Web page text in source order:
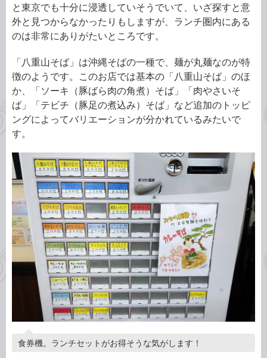
と東京でも十分に浸透していそうでいて、いざ探すと意
外と見つからなかったりもしますが、ランチ圏内にある
のは非常にありがたいところです。
「八重山そば」は沖縄そばの一種で、麺が丸麺なのが特
徴のようです。このお店では基本の「八重山そば」のほ
か、「ソーキ（豚ばら肉の角煮）そば」「肉やさいそ
ば」「テビチ（豚足の煮込み）そば」など追加のトッピ
ングによってバリエーションが分かれているみたいで
す。
食券機。ランチセットがお得そうな気がします！